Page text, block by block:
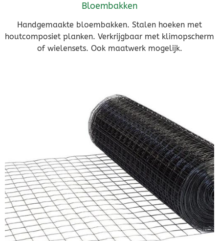
Bloembakken
Handgemaakte bloembakken. Stalen hoeken met
houtcomposiet planken. Verkrijgbaar met klimopscherm
of wielensets. Ook maatwerk mogelijk.